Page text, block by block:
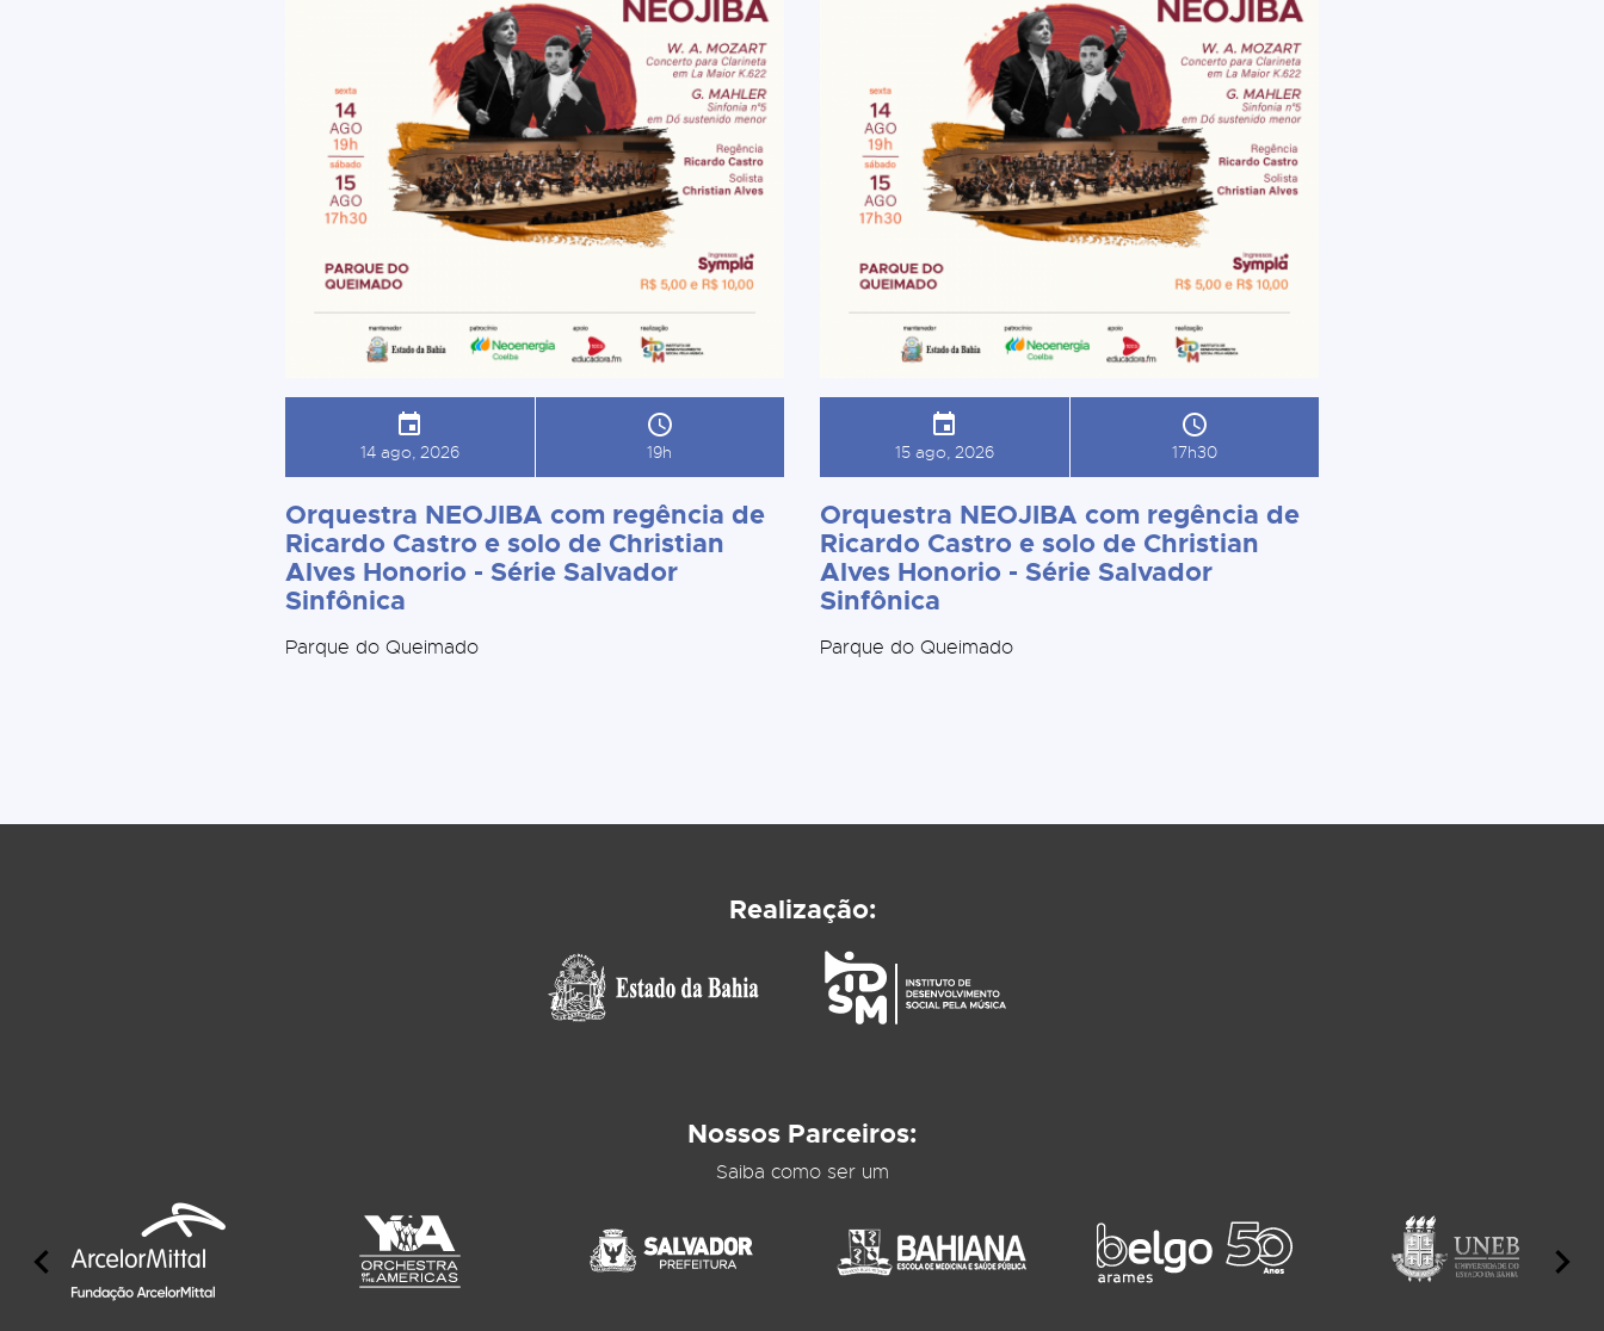
14 ago, 2026 19h
Orquestra NEOJIBA com regência de
Ricardo Castro e solo de Christian
Alves Honorio - Série Salvador
Sinfônica
Parque do Queimado
15 ago, 2026 17h30
Orquestra NEOJIBA com regência de
Ricardo Castro e solo de Christian
Alves Honorio - Série Salvador
Sinfônica
Parque do Queimado
Realização:
Nossos Parceiros:
Saiba como ser um